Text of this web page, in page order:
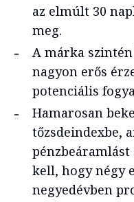
az elmúlt 30
meg.
A márka
nagyon erős
potenciális
Hamarosan
tőzsdeindexbe,
pénzbeáramlást
kell, hogy négy
negyedévben